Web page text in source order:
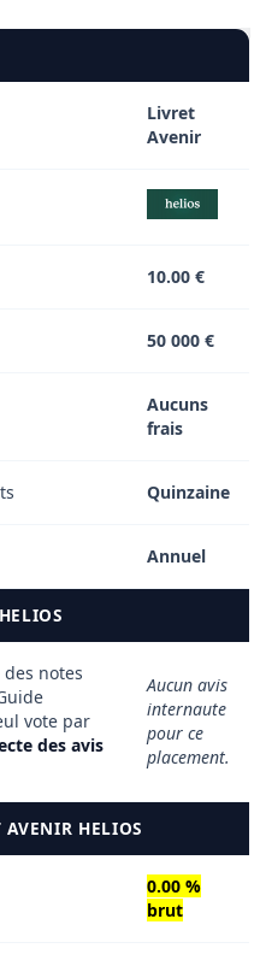
Livret
Avenir
10.00 €
50 000 €
Aucuns
frais
Quinzaine
Annuel
notes
vote par
des avis
Aucun avis
internaute
pour ce
placement.
HELIOS
0.00 %
brut